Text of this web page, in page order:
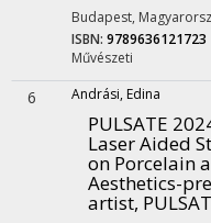
Budapest,
ISBN: 9789636121723
Művészeti
6 Andrási, Edina
PULSATE
Laser Aided
on Porcelain
Aesthetics-
artist,